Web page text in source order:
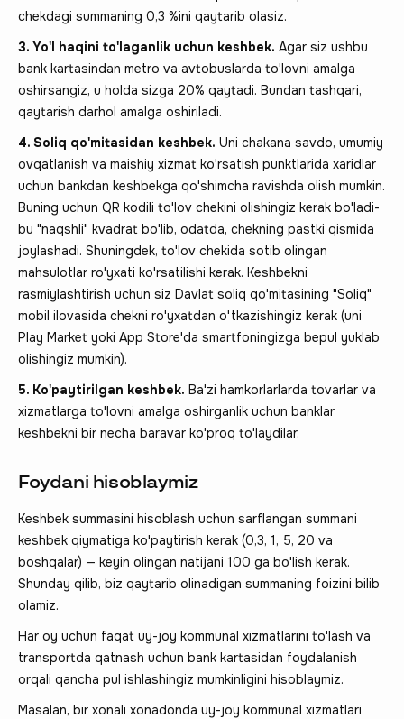
chekdagi summaning 0,3 %ini qaytarib olasiz.
3. Yo'l haqini to'laganlik uchun keshbek. Agar siz ushbu
bank kartasindan metro va avtobuslarda to'lovni amalga
oshirsangiz, u holda sizga 20% qaytadi. Bundan tashqari,
qaytarish darhol amalga oshiriladi.
4. Soliq qo'mitasidan keshbek. Uni chakana savdo, umumiy
ovqatlanish va maishiy xizmat ko'rsatish punktlarida xaridlar
uchun bankdan keshbekga qo'shimcha ravishda olish mumkin.
Buning uchun QR kodili to'lov chekini olishingiz kerak bo'ladi-
bu "naqshli" kvadrat bo'lib, odatda, chekning pastki qismida
joylashadi. Shuningdek, to'lov chekida sotib olingan
mahsulotlar ro'yxati ko'rsatilishi kerak. Keshbekni
rasmiylashtirish uchun siz Davlat soliq qo'mitasining "Soliq"
mobil ilovasida chekni ro'yxatdan o'tkazishingiz kerak (uni
Play Market yoki App Store'da smartfoningizga bepul yuklab
olishingiz mumkin).
5. Ko'paytirilgan keshbek. Ba'zi hamkorlarlarda tovarlar va
xizmatlarga to'lovni amalga oshirganlik uchun banklar
keshbekni bir necha baravar ko'proq to'laydilar.
Foydani hisoblaymiz
Keshbek summasini hisoblash uchun sarflangan summani
keshbek qiymatiga ko'paytirish kerak (0,3, 1, 5, 20 va
boshqalar) — keyin olingan natijani 100 ga bo'lish kerak.
Shunday qilib, biz qaytarib olinadigan summaning foizini bilib
olamiz.
Har oy uchun faqat uy-joy kommunal xizmatlarini to'lash va
transportda qatnash uchun bank kartasidan foydalanish
orqali qancha pul ishlashingiz mumkinligini hisoblaymiz.
Masalan, bir xonali xonadonda uy-joy kommunal xizmatlari